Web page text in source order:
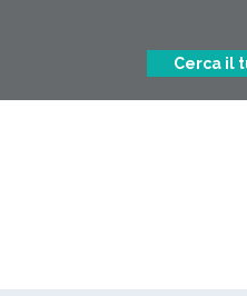
Cerca il